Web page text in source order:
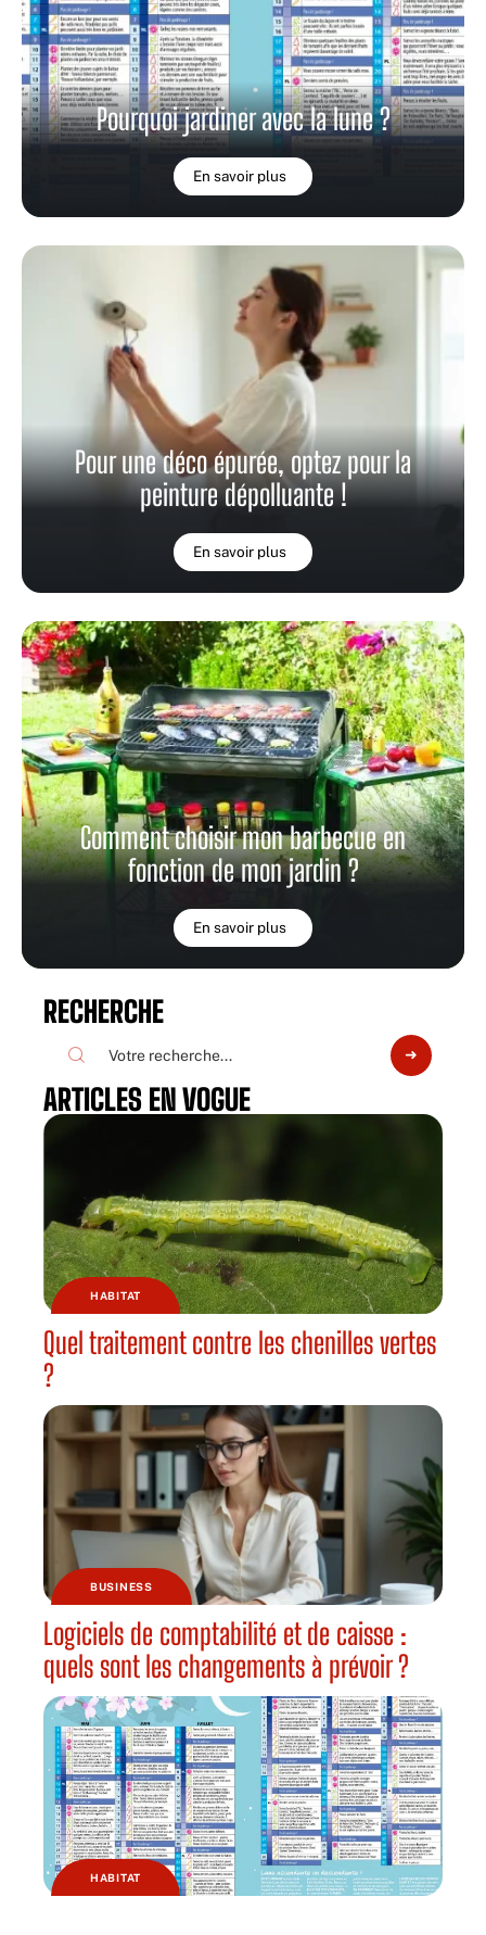
Pourquoi jardiner avec la lune ?
En savoir plus
Pour une déco épurée, optez pour la
peinture dépolluante !
En savoir plus
Comment choisir mon barbecue en
fonction de mon jardin ?
En savoir plus
RECHERCHE
ARTICLES EN VOGUE
HABITAT
Quel traitement contre les chenilles vertes
?
BUSINESS
Logiciels de comptabilité et de caisse :
quels sont les changements à prévoir ?
HABITAT